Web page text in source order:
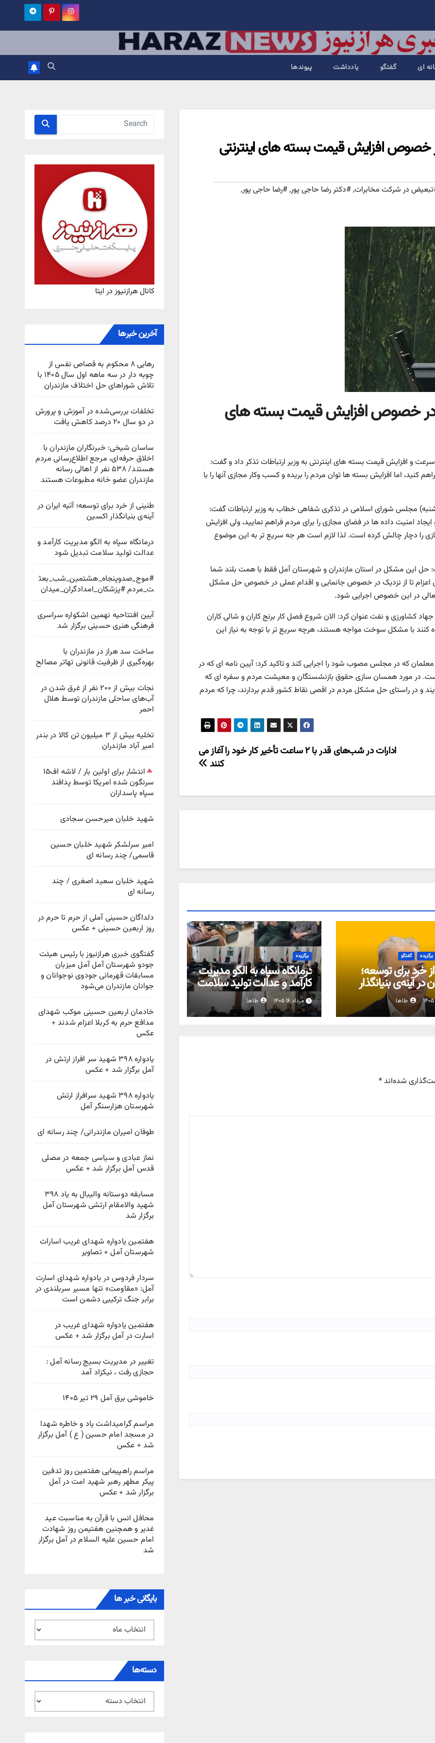
ای گفتگو یادداشت پیوندها
در خصوص افزایش قیمت بسته های اینترنتی
در شرکت مخابرات,#دکتر رضا حاجی پور,#رضا حاجی پور,
در خصوص افزایش قیمت بسته های
و افزایش قیمت بسته های اینترنتی به وزیر ارتباطات تذکر داد و گفت:
کنید، اما افزایش بسته ها توان مردم را بریده و کسب وکار مجازی آنها را با
مجلس شورای اسلامی در تذکری شفاهی خطاب به وزیر ارتباطات گفت:
امنیت داده ها در فضای مجازی را برای مردم فراهم نمایید، ولی افزایش
را دچار چالش کرده است. لذا لازم است هر جه سریع تر به این موضوع
این مشکل در استان مازندران و شهرستان آمل فقط با همت بلند شما
تا از نزدیک در خصوص جانمایی و اقدام عملی در خصوص حل مشکل
و نفت عنوان کرد: الان شروع فصل کار برنج کاران و شالی کاران
کنند با مشکل سوخت مواجه هستند، هرچه سریع تر با توجه به نیاز این
که در مجلس مصوب شود را اجرایی کند و تاکید کرد: آیین نامه ای که در
در مورد همسان سازی حقوق بازنشستگان و معیشت مردم و سفره ای که
و در راستای حل مشکل مردم در اقصی نقاط کشور قدم بردارند، چرا که مردم
ادارات در شب‌های قدر با ۲ ساعت تأخیر کار خود را آغاز می
کنند
برگزیده گفتگو
خرد برای توسعه؛
در آینه‌ی بنیانگذار
طاها
برگزیده
درمانگاه سپاه به الگو مدیریت
کارآمد و عدالت تولید سلامت
تبدیل شود
مرداد ۱۶ ۱۴۰۵ طاها
شده‌اند*
کانال هرازنیوز در ایتا
آخرین خبرها
رهایی ۸ محکوم به قصاص نفس از
چوبه‌ دار در سه ماهه اول سال ۱۴۰۵ با
تلاش شوراهای حل اختلاف مازندران
تخلفات بررسی‌شده در آموزش و پرورش
در دو سال ۲۰ درصد کاهش یافت
ساسان شیخی: خبرنگاران مازندران با
اخلاق حرفه‌ای، مرجع اطلاع‌رسانی مردم
هستند/ ۵۳۸ نفر از اهالی رسانه
مازندران عضو خانه مطبوعات هستند
طنینی از خرد برای توسعه؛ آتیه ایران در
آینه‌ی بنیانگذار اکسین
درمانگاه سپاه به الگو مدیریت کارآمد و
عدالت تولید سلامت تبدیل شود
#موج_صدوپنجاه_هشتمین_شب_بعث
ت_مردم #پزشکان_امدادگران_میدان
آیین افتتاحیه نهمین اشکواره سراسری
فرهنگی هنری حسینی برگزار شد
ساخت سد هراز در مازندران با
بهره‌گیری از ظرفیت قانونی تهاتر مصالح
نجات بیش از ۲۰۰ نفر از غرق شدن در
آب‌های ساحلی مازندران توسط هلال
احمر
تخلیه بیش از ۳ میلیون تن کالا در بندر
امیر آباد مازندران
انتشار برای اولین بار / لاشه اف۱۵
سرنگون شده امریکا توسط پدافند
سپاه پاسداران
شهید خلبان میرحسن سجادی
امیر سرلشکر شهید خلبان حسین
قاسمی/ چند رسانه ای
شهید خلبان سعید اصغری / چند
رسانه ای
دلداگان حسینی آملی از حرم تا حرم در
روز اربعین حسینی + عکس
گفتگوی خبری هرازنیوز با رئیس هیئت
جودو شهرستان آمل آمل میزبان
مسابقات قهرمانی جودوی نوجوانان و
جوانان مازندران می‌شود
خادمان اربعین حسینی موکب شهدای
مدافع حرم به کربلا اعزام شدند +
عکس
یادواره ۳۹۸ شهید سر افراز ارتش در
آمل برگزار شد + عکس
یادواره ۳۹۸ شهید سرافراز ارتش
شهرستان هزارسنگر آمل
طوفان امیران مازندرانی/ چند رسانه ای
نماز عبادی و سیاسی جمعه در مصلی
قدس آمل برگزار شد + عکس
مسابقه دوستانه والیبال به یاد ۳۹۸
شهید والامقام ارتشی شهرستان آمل
برگزار شد
هفتمین یادواره شهدای غریب اسارات
شهرستان آمل + تصاویر
سردار فردوس در یادواره شهدای اسارت
آمل: «مقاومت» تنها مسیر سربلندی در
برابر جنگ ترکیبی دشمن است
هفتمین یادواره شهدای غریب در
اسارت در آمل برگزار شد + عکس
تغییر در مدیریت بسیج رسانه آمل :
حجازی رفت ، نیکزاد آمد
خاموشی برق آمل ۲۹ تیر ۱۴۰۵
مراسم گرامیداشت یاد و خاطره شهدا
در مسجد امام حسین ( ع ) آمل برگزار
شد + عکس
مراسم راهپیمایی هفتمین روز تدفین
پیکر مطهر رهبر شهید امت در آمل
برگزار شد + عکس
محافل انس با قرآن به مناسبت عید
غدیر و همچنین هفتیمن روز شهادت
امام حسین علیه السلام در آمل برگزار
شد
بایگانی خبر ها
بایگانی
خبر
دسته‌ها
دسته‌ها